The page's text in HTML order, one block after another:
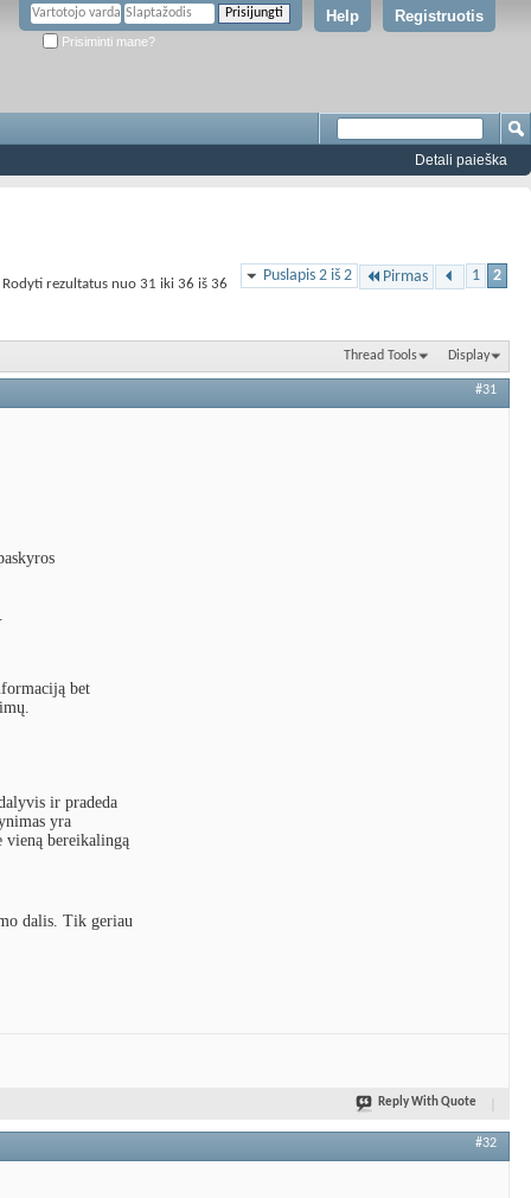
Registruotis
Help
Prisiminti mane?
Detali paieška
Puslapis 2 iš 2 Pirmas 1 2
Rodyti rezultatus nuo 31 iki 36 iš 36
Thread Tools Display
#31
bet
ir pradeda
yra
vieną bereikalingą
dalis. Tik geriau
Reply With Quote
#32